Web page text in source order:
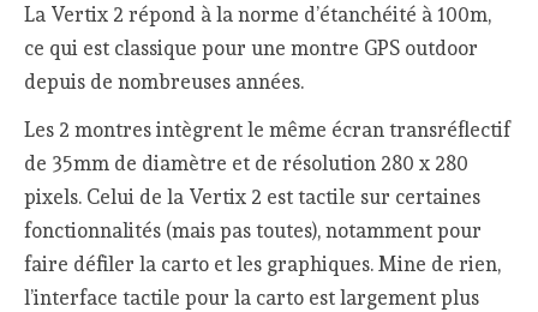
La Vertix 2 répond à la norme d’étanchéité à 100m,
ce qui est classique pour une montre GPS outdoor
depuis de nombreuses années.
Les 2 montres intègrent le même écran transréflectif
de 35mm de diamètre et de résolution 280 x 280
pixels. Celui de la Vertix 2 est tactile sur certaines
fonctionnalités (mais pas toutes), notamment pour
faire défiler la carto et les graphiques. Mine de rien,
l’interface tactile pour la carto est largement plus